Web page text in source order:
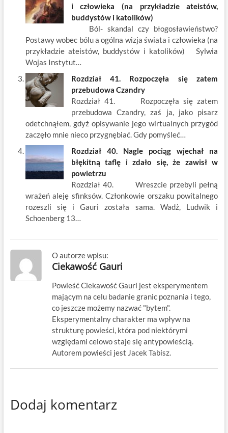
i człowieka (na przykładzie ateistów,
buddystów i katolików)
Ból- skandal czy błogosławieństwo?
Postawy wobec bólu a ogólna wizja świata i człowieka (na
przykładzie ateistów, buddystów i katolików) Sylwia
Wojas Instytut…
Rozdział 41. Rozpoczęła się zatem
przebudowa Czandry
Rozdział 41. Rozpoczęła się zatem
przebudowa Czandry, zaś ja, jako pisarz
odetchnąłem, gdyż opisywanie jego wirtualnych przygód
zaczęło mnie nieco przygnębiać. Gdy pomyśleć…
Rozdział 40. Nagle pociąg wjechał na
błękitną taflę i zdało się, że zawisł w
powietrzu
Rozdział 40. Wreszcie przebyli pełną
wrażeń aleję sfinksów. Członkowie orszaku powitalnego
rozeszli się i Gauri została sama. Wadż, Ludwik i
Schoenberg 13…
O autorze wpisu:
Ciekawość Gauri
Powieść Ciekawość Gauri jest eksperymentem
mającym na celu badanie granic poznania i tego,
co jeszcze możemy nazwać "bytem".
Eksperymentalny charakter ma wpływ na
strukturę powieści, która pod niektórymi
względami celowo staje się antypowieścią.
Autorem powieści jest Jacek Tabisz.
Dodaj komentarz